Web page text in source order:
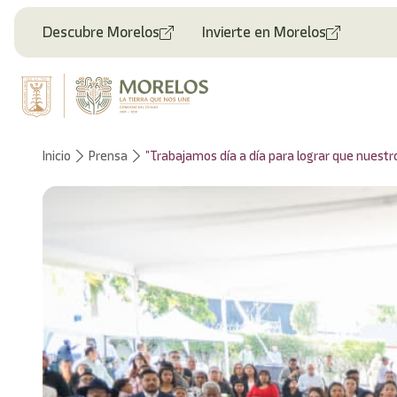
Bienvenido
pantalla
Accesibilidad
Accesibilidad,
presione
Descubre Morelos Invierte en Morelos
Inicio Prensa "Trabajamos día a día para lograr que